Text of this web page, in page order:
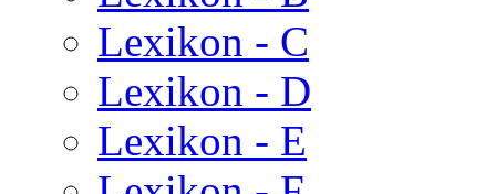
Lexikon - C
Lexikon - D
Lexikon - E